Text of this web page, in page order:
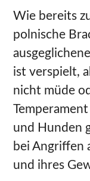
Wie bereits
polnische
ist verspielt,
nicht müde
und Hunden
bei Angriffen
und ihres